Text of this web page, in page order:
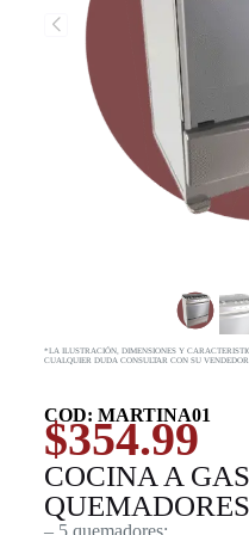
*LA ILUSTRACIÓN, DIMENSIONES Y
CUALQUIER DUDA CONSULTAR CON SU
COD: MARTINA01
$354.99
COCINA A
– 5 quemadores: